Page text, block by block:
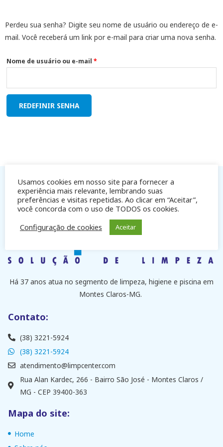
Perdeu sua senha? Digite seu nome de usuário ou endereço de e-
mail. Você receberá um link por e-mail para criar uma nova senha.
Nome de usuário ou e-mail *
REDEFINIR SENHA
Há 37 anos atua no segmento de limpeza, higiene e piscina em
Montes Claros-MG.
Contato:
(38) 3221-5924
(38) 3221-5924
atendimento@limpcenter.com
Rua Alan Kardec, 266 - Bairro São José - Montes Claros /
MG - CEP 39400-363
Mapa do site:
Home
Usamos cookies em nosso site para fornecer a
experiência mais relevante, lembrando suas
preferências e visitas repetidas. Ao clicar em “Aceitar”,
você concorda com o uso de TODOS os cookies.
Configuração de cookies
Aceitar